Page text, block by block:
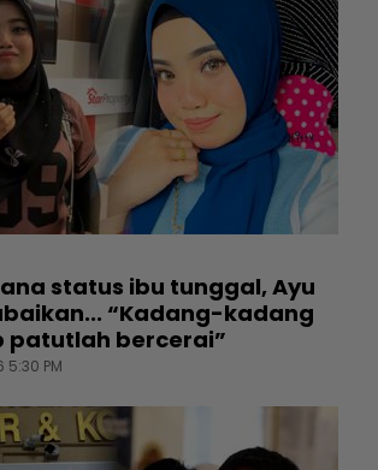
status ibu tunggal, Ayu
“Kadang-kadang
patutlah bercerai”
PM